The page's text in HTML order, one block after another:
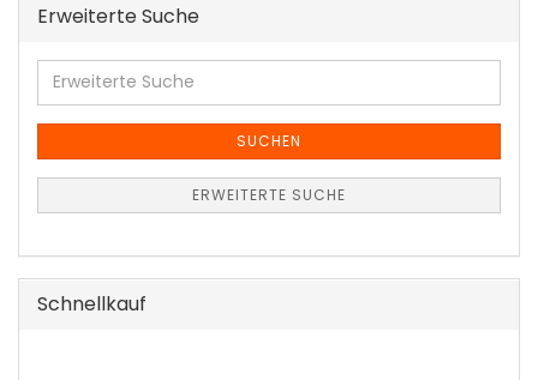
Erweiterte Suche
Erweiterte
Suche
SUCHEN
ERWEITERTE SUCHE
Schnellkauf